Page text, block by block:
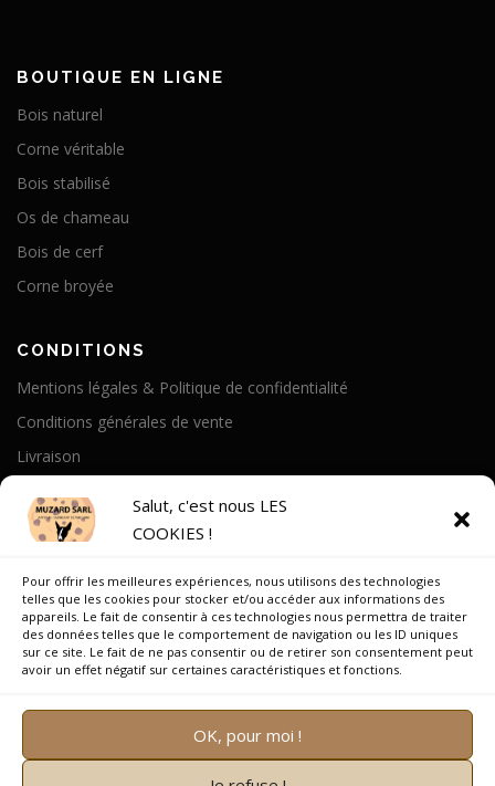
Salut, c'est nous LES
COOKIES !
Pour offrir les meilleures expériences, nous utilisons des technologies
telles que les cookies pour stocker et/ou accéder aux informations des
appareils. Le fait de consentir à ces technologies nous permettra de traiter
des données telles que le comportement de navigation ou les ID uniques
sur ce site. Le fait de ne pas consentir ou de retirer son consentement peut
avoir un effet négatif sur certaines caractéristiques et fonctions.
OK, pour moi !
BOUTIQUE EN LIGNE
Bois naturel
Corne véritable
Bois stabilisé
Os de chameau
Bois de cerf
Corne broyée
CONDITIONS
Mentions légales & Politique de confidentialité
Conditions générales de vente
Livraison
Notre Histoire
On parle de nous
Recrutement